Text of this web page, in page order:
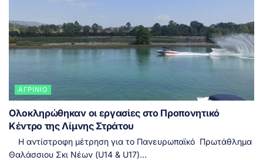
ΑΓΡΊΝΙΟ
Ολοκληρώθηκαν οι εργασίες στο Προπονητικό
Κέντρο της Λίμνης Στράτου
Η αντίστροφη μέτρηση για το Πανευρωπαϊκό Πρωτάθλημα
Θαλάσσιου Σκι Νέων (U14 & U17)...